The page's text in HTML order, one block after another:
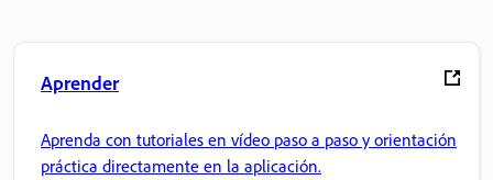
Aprender
Aprenda con tutoriales en vídeo paso a paso y orientación
práctica directamente en la aplicación.